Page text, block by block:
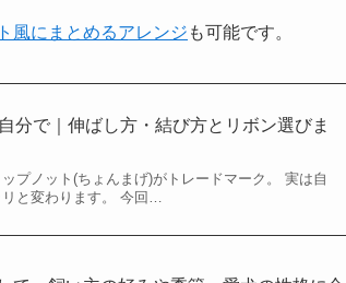
風にまとめるアレンジ も可能です。
分で｜伸ばし方・結び方とリボン選びま
プノット(ちょんまげ)がトレードマーク。 実は自
と変わります。 今回…